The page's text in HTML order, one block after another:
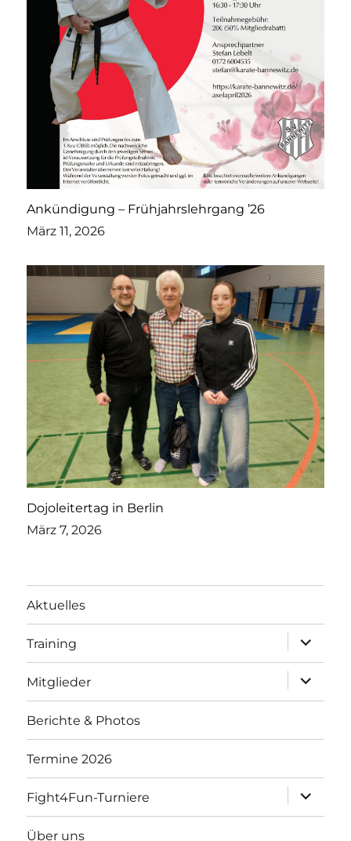
Ankündigung – Frühjahrslehrgang ’26
März 11, 2026
Dojoleitertag in Berlin
März 7, 2026
Aktuelles
Training
öffnen
Mitglieder
öffnen
Berichte & Photos
Termine 2026
Fight4Fun-Turniere
öffnen
Über uns